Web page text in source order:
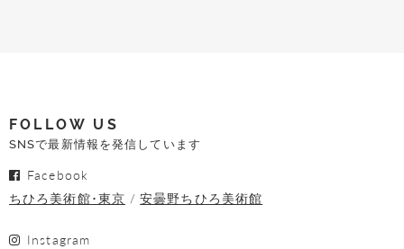
FOLLOW US
SNSで最新情報を発信しています
Facebook
ちひろ美術館･東京
安曇野ちひろ美術館
Instagram